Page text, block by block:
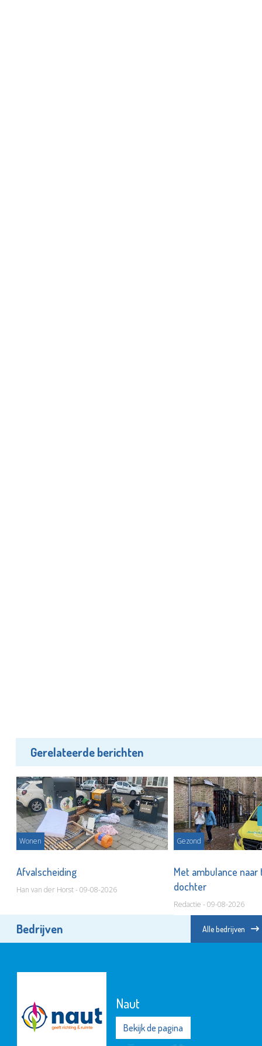
Gerelateerde berichten
Wonen
Afvalscheiding
Han van der Horst - 09-08-2026
Gezond
Met ambulance
dochter
Redactie - 09-08-2026
Bedrijven Alle bedrijven
Naut
Bekijk de pagina